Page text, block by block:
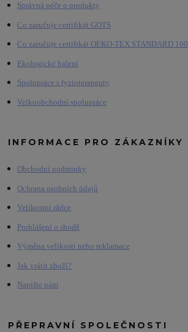
Správná péče o produkty
Co zaručuje certifikát GOTS
Co zaručuje certifikát OEKO-TEX STANDARD 100
Ekologické balení
Spolupráce s fyzioterapeuty
Velkoobchodní spolupráce
INFORMACE PRO ZÁKAZNÍKY
Obchodní podmínky
Ochrana osobních údajů
Velikostní rádce
Prohlášení o shodě
Výměna velikosti nebo reklamace
Jak vrátit zboží?
Napište nám
PŘEPRAVNÍ SPOLEČNOSTI